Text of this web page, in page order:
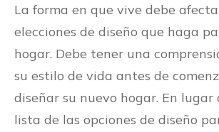
La forma en que vive debe
elecciones de diseño que haga
hogar. Debe tener una
su estilo de vida antes de
diseñar su nuevo hogar. En lugar
lista de las opciones de diseño